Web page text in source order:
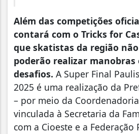
Além das competições
contará com o Tricks for
que skatistas da região
poderão realizar
desafios. A Super Final
2025 é uma realização da
– por meio da
vinculada à Secretaria da
com a Cioeste e a Federação